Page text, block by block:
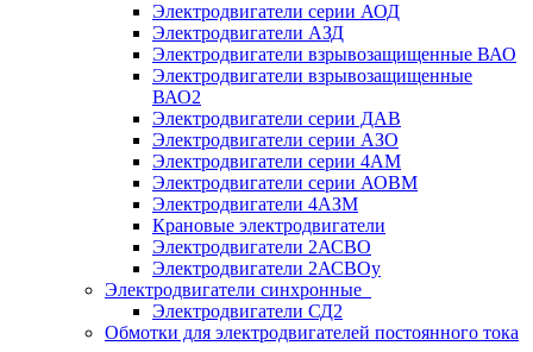
Электродвигатели серии АОД
Электродвигатели АЗД
Электродвигатели взрывозащищенные ВАО
Электродвигатели взрывозащищенные
ВАО2
Электродвигатели серии ДАВ
Электродвигатели серии АЗО
Электродвигатели серии 4АМ
Электродвигатели серии АОВМ
Электродвигатели 4АЗМ
Крановые электродвигатели
Электродвигатели 2АСВО
Электродвигатели 2АСВОу
Электродвигатели синхронные
Электродвигатели СД2
Обмотки для электродвигателей постоянного тока